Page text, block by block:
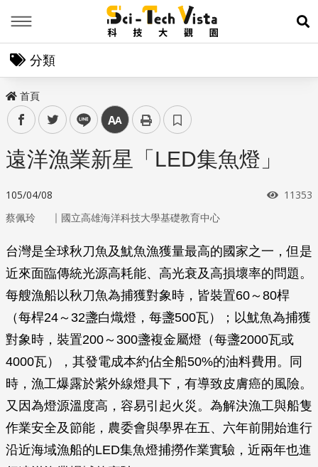
展
分類
首頁
facebooktwitter line 中
遠洋漁業新星「LED集魚燈」
105/04/08 瀏覽次
11353
蔡佩玲 ｜ 國立高雄海洋科技大學基礎教育中心
台灣是全球秋刀魚及魷魚漁獲量最高的國家之一，但是
近來面臨傳統光源高耗能、高光衰及高損壞率的問題。
每艘漁船以秋刀魚為捕獲對象時，皆裝置60～80桿
（每桿24～32盞白熾燈，每盞500瓦）；以魷魚為捕獲
對象時，裝置200～300盞複金屬燈（每盞2000瓦或
4000瓦），其發電成本約佔全船50%的油料費用。同
時，漁工爆露於紫外線燈具下，有導致皮膚癌的風險。
又因為燈源溫度高，容易引起火災。為解決漁工與船隻
作業安全及節能，農委會與學界在五、六年前開始進行
沿近海域漁船的LED集魚燈捕撈作業實驗，近兩年也進